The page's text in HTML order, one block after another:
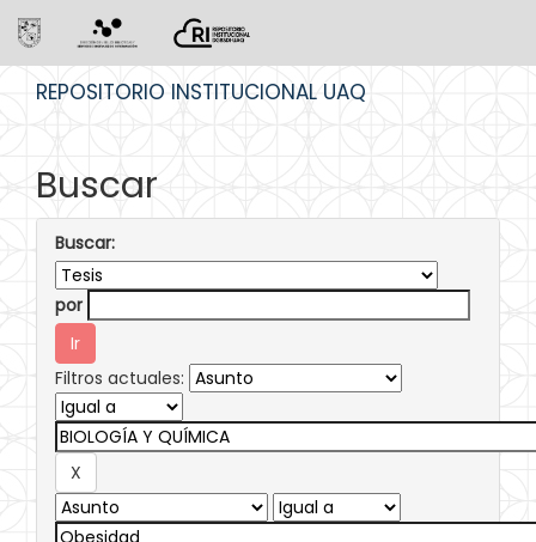
REPOSITORIO INSTITUCIONAL UAQ
Buscar
Buscar:
por
Filtros actuales: